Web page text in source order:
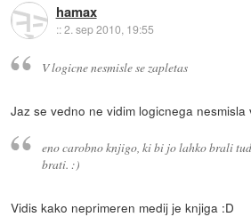
hamax
::2. sep 2010, 19:55
V logicne nesmisle se zapletas
Jaz se vedno ne vidim logicnega nesmisla
eno carobno knjigo, ki bi jo lahko brali
brati. :)
Vidis kako neprimeren medij je knjiga :D